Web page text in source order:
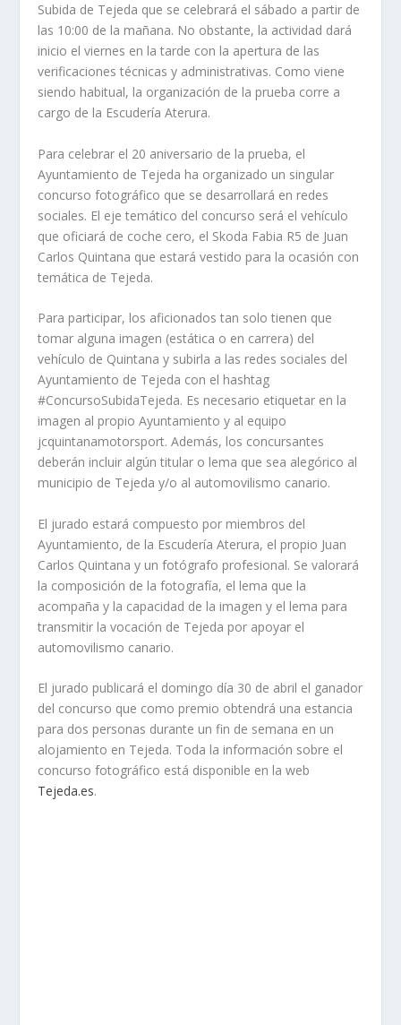
Subida de Tejeda que se celebrará el sábado a partir de
las 10:00 de la mañana. No obstante, la actividad dará
inicio el viernes en la tarde con la apertura de las
verificaciones técnicas y administrativas. Como viene
siendo habitual, la organización de la prueba corre a
cargo de la Escudería Aterura.
Para celebrar el 20 aniversario de la prueba, el
Ayuntamiento de Tejeda ha organizado un singular
concurso fotográfico que se desarrollará en redes
sociales. El eje temático del concurso será el vehículo
que oficiará de coche cero, el Skoda Fabia R5 de Juan
Carlos Quintana que estará vestido para la ocasión con
temática de Tejeda.
Para participar, los aficionados tan solo tienen que
tomar alguna imagen (estática o en carrera) del
vehículo de Quintana y subirla a las redes sociales del
Ayuntamiento de Tejeda con el hashtag
#ConcursoSubidaTejeda. Es necesario etiquetar en la
imagen al propio Ayuntamiento y al equipo
jcquintanamotorsport. Además, los concursantes
deberán incluir algún titular o lema que sea alegórico al
municipio de Tejeda y/o al automovilismo canario.
El jurado estará compuesto por miembros del
Ayuntamiento, de la Escudería Aterura, el propio Juan
Carlos Quintana y un fotógrafo profesional. Se valorará
la composición de la fotografía, el lema que la
acompaña y la capacidad de la imagen y el lema para
transmitir la vocación de Tejeda por apoyar el
automovilismo canario.
El jurado publicará el domingo día 30 de abril el ganador
del concurso que como premio obtendrá una estancia
para dos personas durante un fin de semana en un
alojamiento en Tejeda. Toda la información sobre el
concurso fotográfico está disponible en la web
Tejeda.es.